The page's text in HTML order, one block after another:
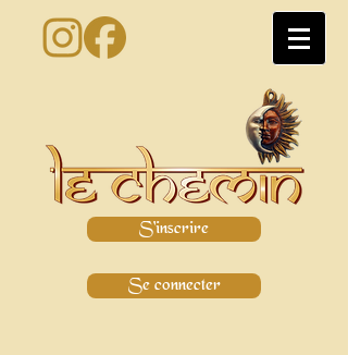
S'inscrire
Se connecter